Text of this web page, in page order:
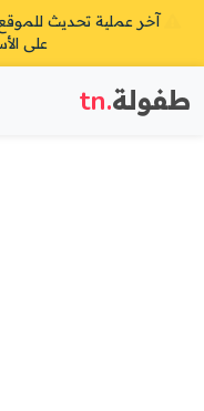
آخر عملية تحديث
على
طفولة.tn